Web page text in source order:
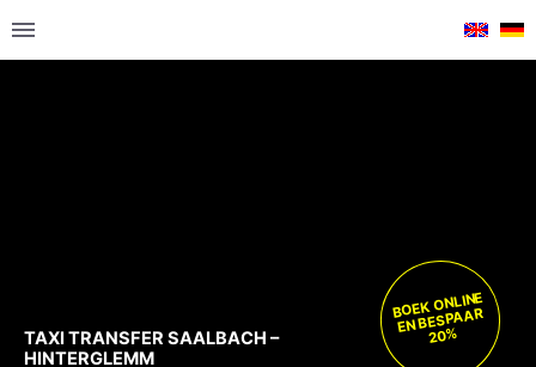
TAXI TRANSFER SAALBACH –
HINTERGLEMM
BOEK ONLINE
EN BESPAAR
20%